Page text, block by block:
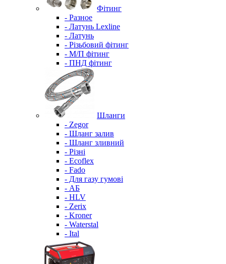
Фітинг
- Разное
- Латунь Lexline
- Латунь
- Різьбовий фітинг
- М/П фітинг
- ПНД фітинг
Шланги
- Zegor
- Шланг залив
- Шланг зливний
- Різні
- Ecoflex
- Fado
- Для газу гумові
- АБ
- HLV
- Zerix
- Kroner
- Waterstal
- Ital